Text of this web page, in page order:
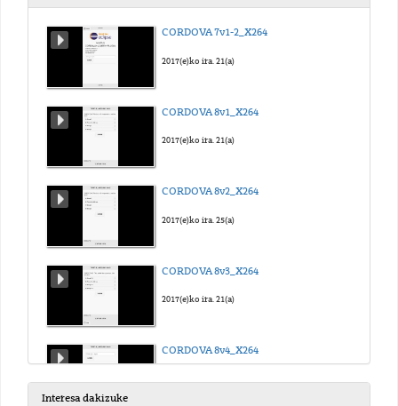
CORDOVA 7v1-2_X264
2017(e)ko ira. 21(a)
CORDOVA 8v1_X264
2017(e)ko ira. 21(a)
CORDOVA 8v2_X264
2017(e)ko ira. 25(a)
CORDOVA 8v3_X264
2017(e)ko ira. 21(a)
CORDOVA 8v4_X264
Interesa dakizuke